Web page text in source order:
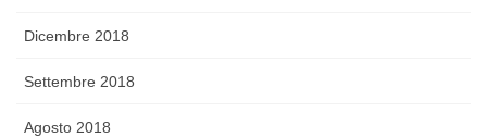
Dicembre 2018
Settembre 2018
Agosto 2018